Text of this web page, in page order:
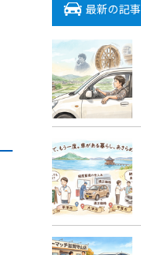
最新の記事